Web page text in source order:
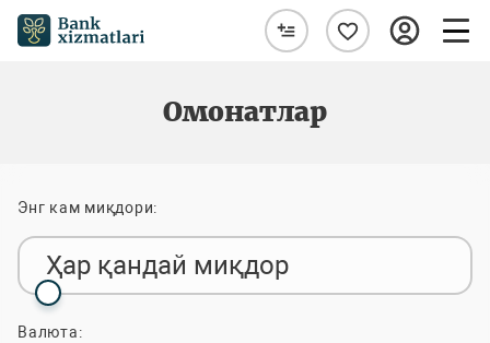
Омонатлар
Энг кам миқдори:
Ҳар қандай миқдор
Валюта: